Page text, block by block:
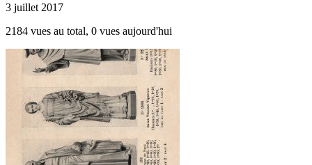
3 juillet 2017
2184 vues au total, 0 vues aujourd'hui